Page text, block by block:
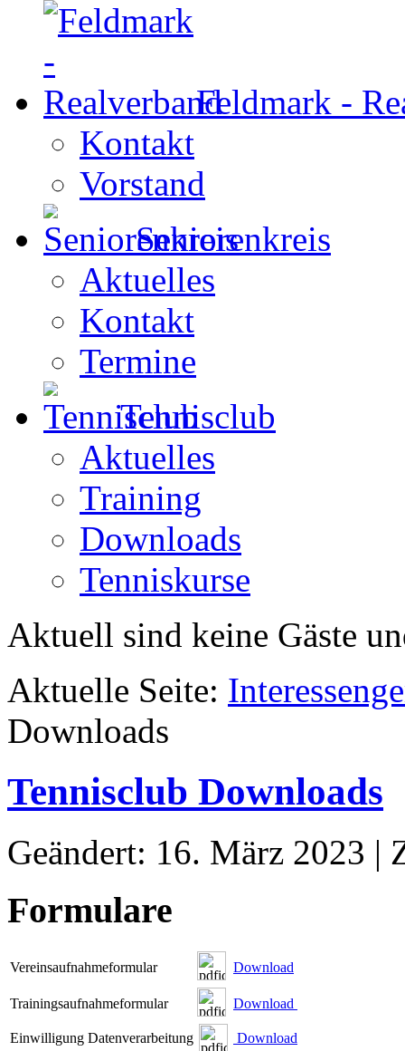
Feldmark -
Kontakt
Vorstand
Seniorenkreis
Aktuelles
Kontakt
Termine
Tennisclub
Aktuelles
Training
Downloads
Tenniskurse
Aktuell sind keine Gäste
Aktuelle Seite:
Downloads
Tennisclub Downloads
Geändert: 16. März 2023 |
Formulare
Vereinsaufnahmeformular Download
Trainingsaufnahmeformular Download
Einwilligung Datenverarbeitung Download